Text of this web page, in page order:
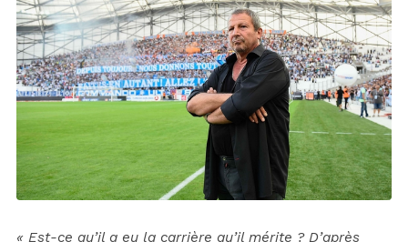
« Est-ce qu’il a eu la carrière qu’il mérite ? D’après